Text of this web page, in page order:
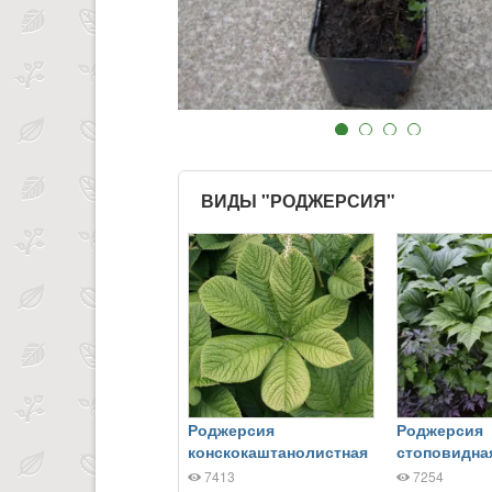
ВИДЫ "РОДЖЕРСИЯ"
Роджерсия
конскокаштанолистная
7413
Роджерсия
7254